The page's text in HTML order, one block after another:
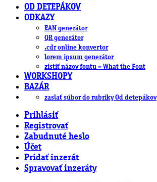
OD DETEPÁKOV
ODKAZY
EAN generátor
QR generátor
.cdr online konvertor
lorem ipsum generátor
zistiť názov fontu – What the Font
WORKSHOPY
BAZÁR
zaslať súbor do rubriky Od detepákov
Prihlásiť
Registrovať
Zabudnuté heslo
Účet
Pridať inzerát
Spravovať inzeráty